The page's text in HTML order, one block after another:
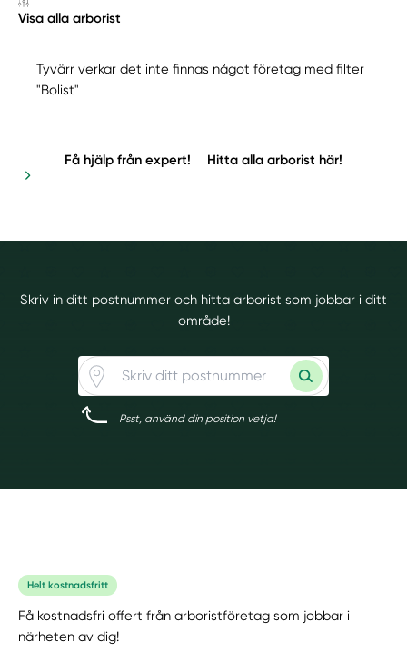
Visa alla arborist
Tyvärr verkar det inte finnas något företag med filter
"Bolist"
Få hjälp från expert! Hitta alla arborist här!
Skriv in ditt postnummer och hitta arborist som jobbar i ditt
område!
Psst, använd din position vetja!
Helt kostnadsfritt
Få kostnadsfri offert från arboristföretag som jobbar i
närheten av dig!